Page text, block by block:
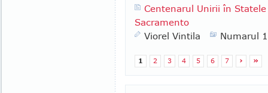
Centenarul Unirii în
Sacramento
Viorel Vintila
Numarul
1 2 3 4 5 6 7 › »